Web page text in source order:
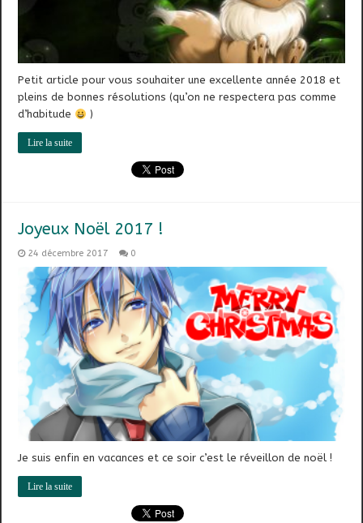
Petit article pour vous souhaiter une excellente année 2018 et
pleins de bonnes résolutions (qu’on ne respectera pas comme
d’habitude
)
Lire la suite
Joyeux Noël 2017 !
24 décembre 2017 0
Je suis enfin en vacances et ce soir c’est le réveillon de noël !
Lire la suite